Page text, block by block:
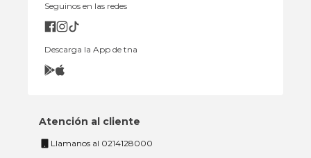
Seguinos en las redes
Descarga la App de tna
Atención al cliente
Llamanos al 0214128000